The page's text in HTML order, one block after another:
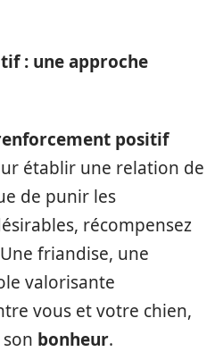
: une approche
positif
établir une relation de
de punir les
récompensez
friandise, une
valorisante
vous et votre chien,
bonheur.